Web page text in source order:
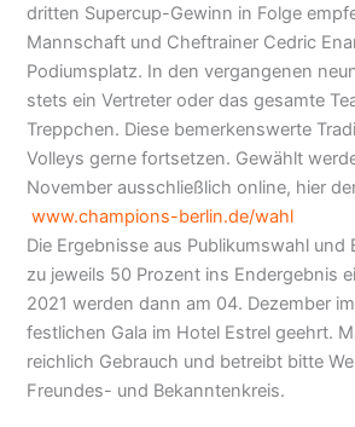
dritten Supercup-Gewinn in Folge
Mannschaft und Cheftrainer Cedric
Podiumsplatz. In den vergangenen
stets ein Vertreter oder das gesamte
Treppchen. Diese bemerkenswerte
Volleys gerne fortsetzen. Gewählt
November ausschließlich online, hier
www.champions-berlin.de/wahl
Die Ergebnisse aus Publikumswahl und
zu jeweils 50 Prozent ins Endergebnis
2021 werden dann am 04. Dezember
festlichen Gala im Hotel Estrel geehrt.
reichlich Gebrauch und betreibt bitte
Freundes- und Bekanntenkreis.